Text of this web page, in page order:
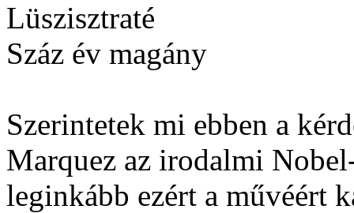
Lüszisztraté
Száz év magány
Szerintetek mi ebben a
Marquez az irodalmi
leginkább ezért a művéért